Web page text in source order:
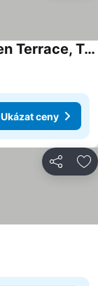
PRIVILEGED LESNÁ - with Garden Terrace, Tatranská Lomnica 2 km
Ukázat ceny
Sdílet